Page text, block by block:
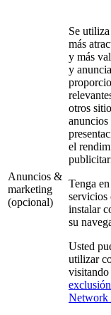
Anuncios &
marketing
(opcional)
Se
más
y más
y
otros
anuncios
el
Tenga
servicios
instalar
su
Usted
utilizar
visitando
Network